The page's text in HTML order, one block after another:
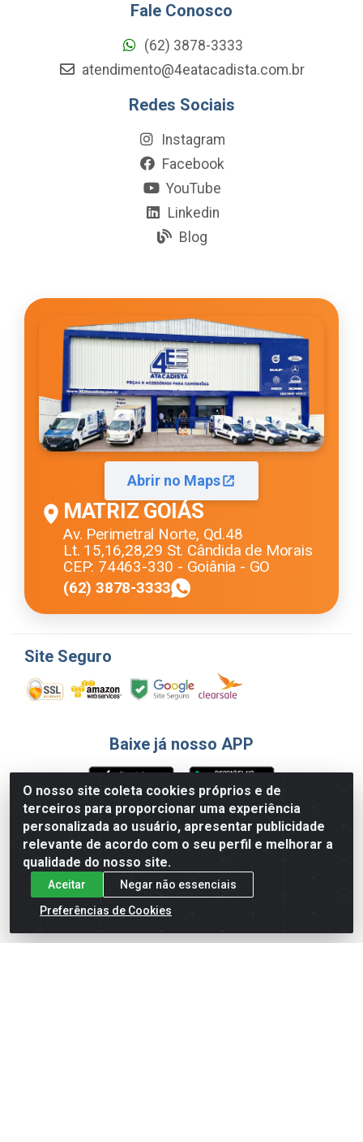
O nosso site coleta cookies próprios e de
terceiros para proporcionar uma experiência
personalizada ao usuário, apresentar publicidade
relevante de acordo com o seu perfil e melhorar a
qualidade do nosso site.
Aceitar
Negar não essenciais
Preferências de Cookies
Fale Conosco
(62) 3878-3333
atendimento@4eatacadista.com.br
Redes Sociais
Instagram
Facebook
YouTube
Linkedin
Blog
Abrir no Maps
MATRIZ GOIÁS
Av. Perimetral Norte, Qd.48
Lt. 15,16,28,29 St. Cândida de Morais
CEP: 74463-330 - Goiânia - GO
(62) 3878-3333
Site Seguro
Baixe já nosso APP
Formas de Pagamento